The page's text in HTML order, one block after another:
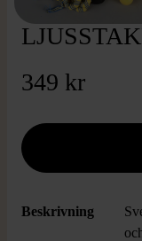
349 kr
Beskrivning